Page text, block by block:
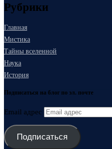
Рубрики
Главная
Мистика
Тайны вселенной
Наука
История
Подписаться на блог по эл. почте
Email адрес
Подписаться